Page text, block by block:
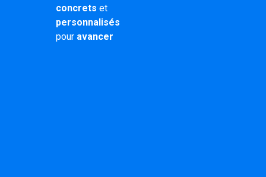
concrets et
personnalisés
pouravancer